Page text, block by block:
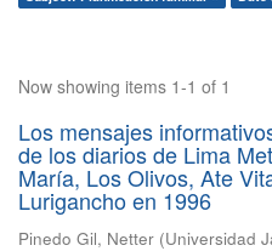
Now showing items 1-1 of 1
Los mensajes
de los diarios de Lima
María, Los Olivos, Ate
Lurigancho en 1996
Pinedo Gil, Netter (Universidad